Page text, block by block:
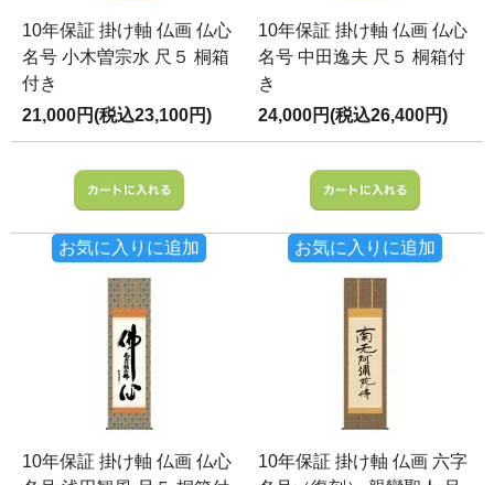
10年保証 掛け軸 仏画 仏心
名号 小木曽宗水 尺５ 桐箱
付き
21,000円(税込23,100円)
お気に入りに追加
10年保証 掛け軸 仏画 仏心
名号 中田逸夫 尺５ 桐箱付
き
24,000円(税込26,400円)
お気に入りに追加
10年保証 掛け軸 仏画 仏心
10年保証 掛け軸 仏画 六字